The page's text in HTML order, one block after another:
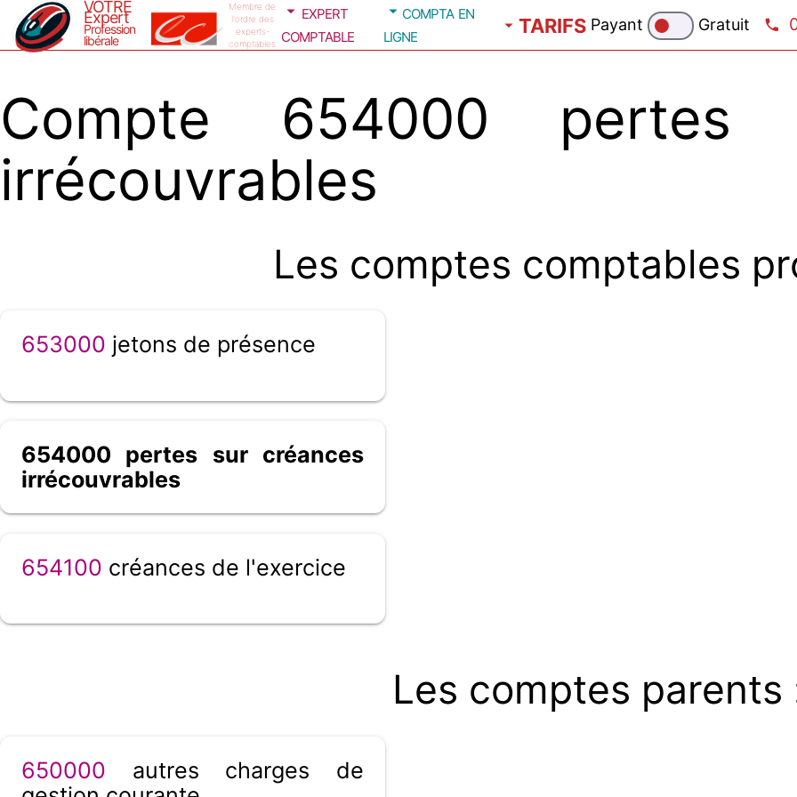
VOTRE
Expert
Profession
libérale
Membre de
l'ordre des
experts-
comptables
expert
comptable
compta en
ligne
TARIFS Payant Gratuit
Compte 654000 pertes
irrécouvrables
Les comptes comptables
653000 jetons de présence
654000 pertes sur créances
irrécouvrables
654100 créances de l'exercice
Les comptes parents
650000 autres charges de